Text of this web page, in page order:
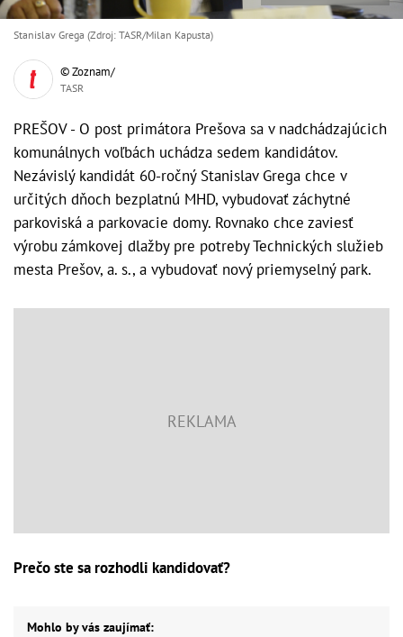
Stanislav Grega (Zdroj: TASR/Milan Kapusta)
© Zoznam/
TASR
PREŠOV - O post primátora Prešova sa v nadchádzajúcich
komunálnych voľbách uchádza sedem kandidátov.
Nezávislý kandidát 60-ročný Stanislav Grega chce v
určitých dňoch bezplatnú MHD, vybudovať záchytné
parkoviská a parkovacie domy. Rovnako chce zaviesť
výrobu zámkovej dlažby pre potreby Technických služieb
mesta Prešov, a. s., a vybudovať nový priemyselný park.
Prečo ste sa rozhodli kandidovať?
Mohlo by vás zaujímať: